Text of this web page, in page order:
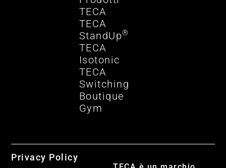
TECA
TECA
StandUp®
TECA
Isotonic
TECA
Switching
Boutique
Gym
Privacy Policy